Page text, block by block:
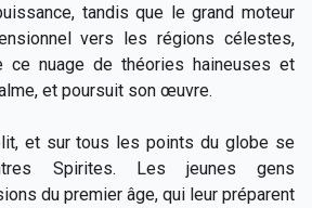
tandis que le grand moteur
vers les régions célestes,
ce nuage de théories haineuses et
et poursuit son œuvre.
et sur tous les points du globe se
Spirites. Les jeunes gens
du premier âge, qui leur préparent